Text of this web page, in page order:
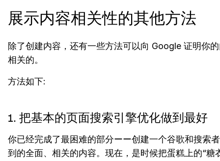
展示内容相关性的其他方法
除了创建内容，还有一些方法可以向 Google 证明你
相关的。
方法如下:
1. 把基本的页面搜索引擎优化做到最好
你已经完成了最困难的部分ーー创建一个谷歌和搜索
到的全面、相关的内容。现在，是时候把蛋糕上的“糖